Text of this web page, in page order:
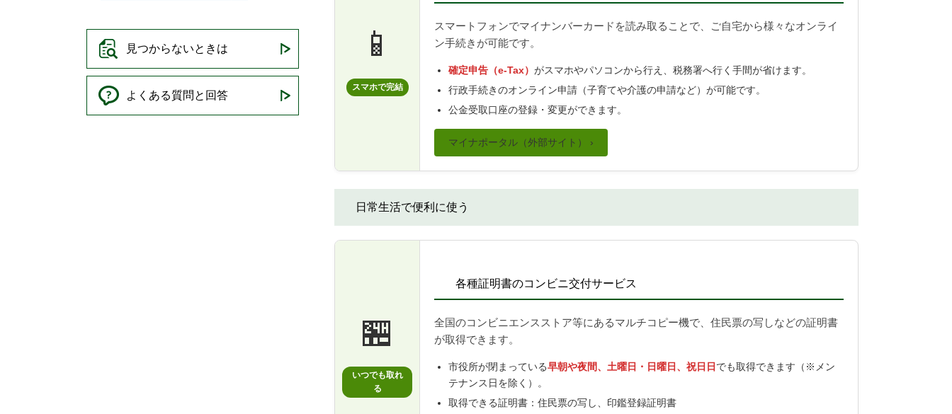
📱
スマホで完結
スマートフォンでマイナンバーカードを読み取ることで、ご自宅から様々なオンライ
ン手続きが可能です。
確定申告（e-Tax） がスマホやパソコンから行え、税務署へ行く手間が省けます。
行政手続きのオンライン申請（子育てや介護の申請など）が可能です。
公金受取口座の登録・変更ができます。
マイナポータル（外部サイト） ›
日常生活で便利に使う
🏪
いつでも取れ
る
各種証明書のコンビニ交付サービス
全国のコンビニエンスストア等にあるマルチコピー機で、住民票の写しなどの証明書
が取得できます。
市役所が閉まっている早朝や夜間、土曜日・日曜日、祝日日 でも取得できます（※メン
テナンス日を除く）。
取得できる証明書：住民票の写し、印鑑登録証明書
見つからないときは
よくある質問と回答